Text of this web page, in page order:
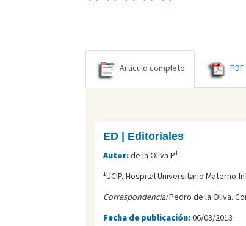
Artículo completo PDF
ED | Editoriales
Autor:de la Oliva P1.
1UCIP, Hospital Universitario Materno-
Correspondencia:Pedro de la Oliva.
Fecha de publicación:06/03/2013